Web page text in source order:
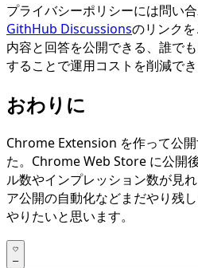
プライバシーポリシーには問い
GithHub Discussionsのリンク
内容と回答を公開できる、誰で
することで運用コストを削減でき
おわりに
Chrome Extension を作って公
た。Chrome Web Store に公開
ル数やインプレッション数が見
ア公開の自動化などまだやり残
やりたいと思います。
–